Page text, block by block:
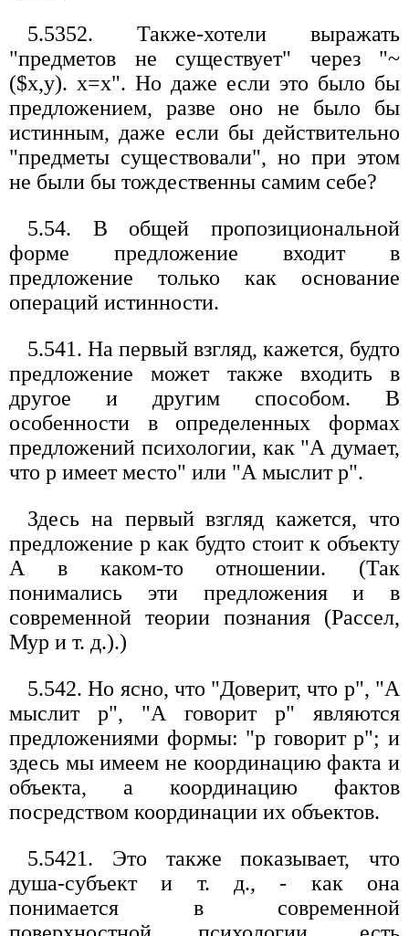
5.5352. Также-хотели выражать
"предметов не существует" через "~
($х,y). х=х". Но даже если это было бы
предложением, разве оно не было бы
истинным, даже если бы действительно
"предметы существовали", но при этом
не были бы тождественны самим себе?
5.54. В общей пропозициональной
форме предложение входит в
предложение только как основание
операций истинности.
5.541. На первый взгляд, кажется, будто
предложение может также входить в
другое и другим способом. В
особенности в определенных формах
предложений психологии, как "А думает,
что р имеет место" или "А мыслит р".
Здесь на первый взгляд кажется, что
предложение р как будто стоит к объекту
А в каком-то отношении. (Так
понимались эти предложения и в
современной теории познания (Рассел,
Мур и т. д.).)
5.542. Но ясно, что "Доверит, что р", "А
мыслит р", "А говорит р" являются
предложениями формы: "р говорит р"; и
здесь мы имеем не координацию факта и
объекта, а координацию фактов
посредством координации их объектов.
5.5421. Это также показывает, что
душа-субъект и т. д., - как она
понимается в современной